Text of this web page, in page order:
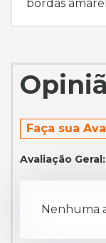
bordas
Faça sua
Avaliação Geral:
Nenhuma